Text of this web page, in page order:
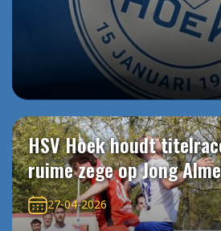
HSV Hoek houdt
ruime zege op Jong
27-04-2026